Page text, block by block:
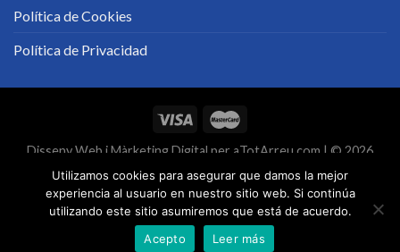
Política de Cookies
Política de Privacidad
Disseny Web iMàrketing Digital per aTotArreu.com | © 2026
Utilizamos cookies para asegurar que damos la mejor
experiencia al usuario en nuestro sitio web. Si continúa
utilizando este sitio asumiremos que está de acuerdo.
Acepto
Leer más